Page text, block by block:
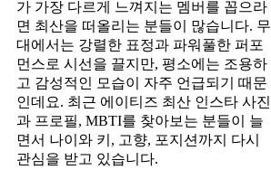
가 가장 다르게 느껴지는 멤버를 꼽으라
면 최산을 떠올리는 분들이 많습니다. 무
대에서는 강렬한 표정과 파워풀한 퍼포
먼스로 시선을 끌지만, 평소에는 조용하
고 감성적인 모습이 자주 언급되기 때문
인데요. 최근 에이티즈 최산 인스타 사진
과 프로필, MBTI를 찾아보는 분들이 늘
면서 나이와 키, 고향, 포지션까지 다시
관심을 받고 있습니다.